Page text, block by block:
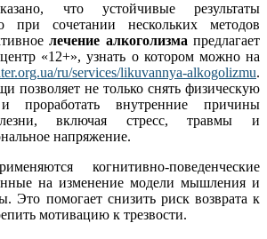
что устойчивые результаты
при сочетании нескольких методов
лечение алкоголизма предлагает
«12+», узнать о котором можно на
ru/services/likuvannya-alkogolizmu.
позволяет не только снять физическую
проработать внутренние причины
включая стресс, травмы и
напряжение.
когнитивно-поведенческие
на изменение модели мышления и
Это помогает снизить риск возврата к
мотивацию к трезвости.